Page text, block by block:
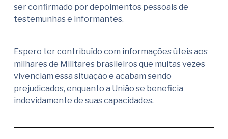
ser confirmado por depoimentos pessoais de
testemunhas e informantes.
Espero ter contribuído com informações úteis aos
milhares de Militares brasileiros que muitas vezes
vivenciam essa situação e acabam sendo
prejudicados, enquanto a União se beneficia
indevidamente de suas capacidades.